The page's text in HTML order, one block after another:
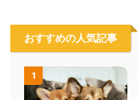
おすすめの人気記事
1